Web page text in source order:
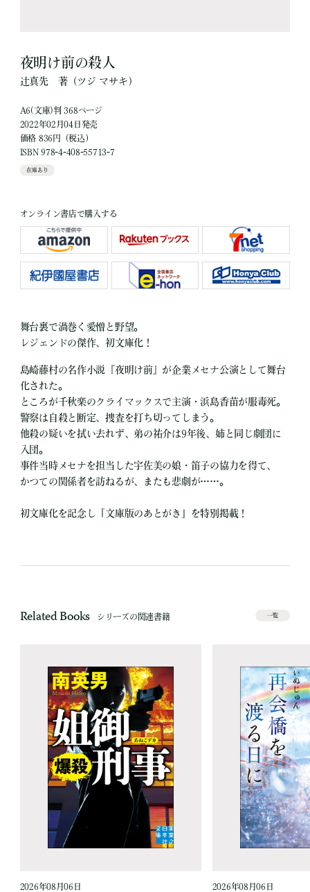
夜明け前の殺人
辻真先 著（ツジ マサキ）
A6(文庫)判 368ページ
2022年02月04日発売
価格 836円（税込）
ISBN 978-4-408-55713-7
在庫あり
オンライン書店で購入する
舞台裏で渦巻く愛憎と野望。
レジェンドの傑作、初文庫化！
島崎藤村の名作小説『夜明け前』が企業メセナ公演として舞台
化された。
ところが千秋楽のクライマックスで主演・浜島香苗が服毒死。
警察は自殺と断定、捜査を打ち切ってしまう。
他殺の疑いを拭い去れず、弟の祐介は9年後、姉と同じ劇団に
入団。
事件当時メセナを担当した宇佐美の娘・笛子の協力を得て、
かつての関係者を訪ねるが、またも悲劇が……。
初文庫化を記念し「文庫版のあとがき」を特別掲載！
Related Books シリーズの関連書籍 一覧
2026年08月06日 2026年08月06日